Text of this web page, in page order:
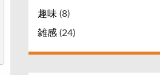
趣味 (8)
雑感 (24)